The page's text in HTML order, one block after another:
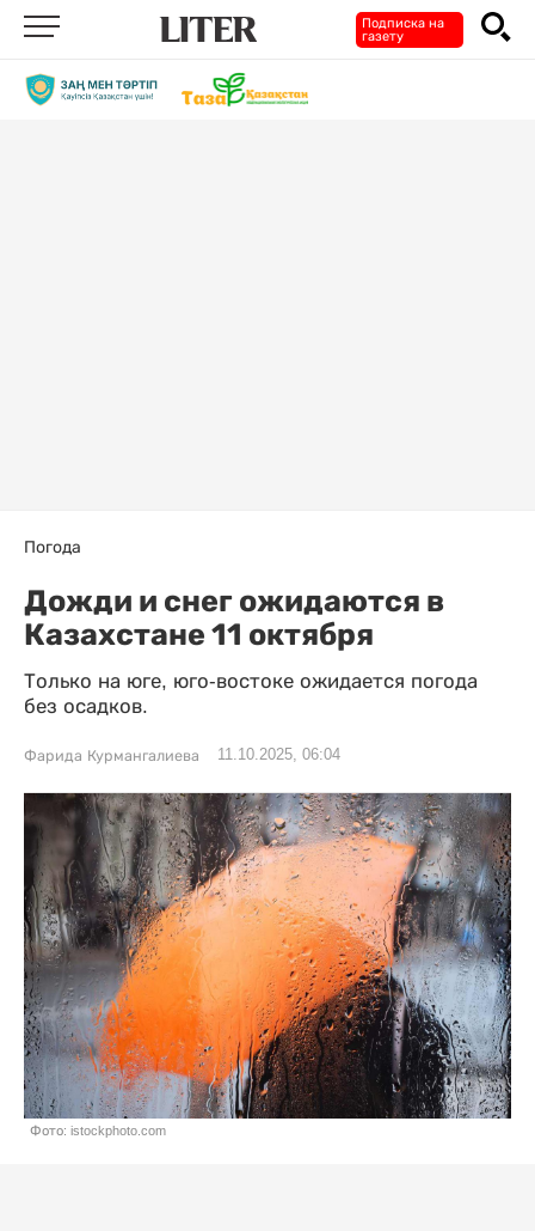
Подписка на
газету
Погода
Дожди и снег ожидаются в
Казахстане 11 октября
Только на юге, юго-востоке ожидается погода
без осадков.
Фарида Курмангалиева 11.10.2025, 06:04
Фото: istockphoto.com